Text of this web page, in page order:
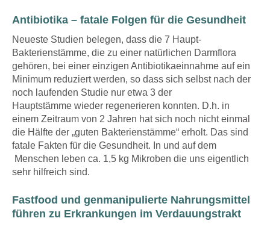
Antibiotika – fatale Folgen für die Gesundheit
Neueste Studien belegen, dass die 7 Haupt-
Bakterienstämme, die zu einer natürlichen Darmflora
gehören, bei einer einzigen Antibiotikaeinnahme auf ein
Minimum reduziert werden, so dass sich selbst nach der
noch laufenden Studie nur etwa 3 der
Hauptstämme wieder regenerieren konnten. D.h. in
einem Zeitraum von 2 Jahren hat sich noch nicht einmal
die Hälfte der „guten Bakterienstämme“ erholt. Das sind
fatale Fakten für die Gesundheit. In und auf dem
Menschen leben ca. 1,5 kg Mikroben die uns eigentlich
sehr hilfreich sind.
Fastfood und genmanipulierte Nahrungsmittel
führen zu Erkrankungen im Verdauungstrakt